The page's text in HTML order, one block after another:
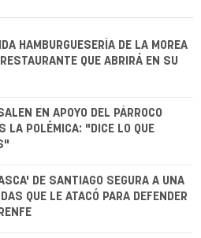
HAMBURGUESERÍA DE LA MOREA
QUE ABRIRÁ EN SU
EN APOYO DEL PÁRROCO
LA POLÉMICA: "DICE LO QUE
DE SANTIAGO SEGURA A UNA
QUE LE ATACÓ PARA DEFENDER